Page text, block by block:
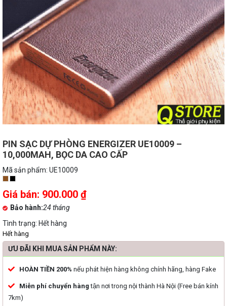
PIN SẠC DỰ PHÒNG ENERGIZER UE10009 –
10,000MAH, BỌC DA CAO CẤP
Mã sản phẩm: UE10009
Giá bán: 900.000 ₫
Bảo hành 24 tháng
Tình trạng: Hết hàng
Hết hàng
ƯU ĐÃI KHI MUA SẢN PHẨM NÀY:
HOÀN TIỀN 200% nếu phát hiện hàng không chính hãng, hàng Fake
Miễn phí chuyển hàng tận nơi trong nội thành Hà Nội (Free bán kính
7km)